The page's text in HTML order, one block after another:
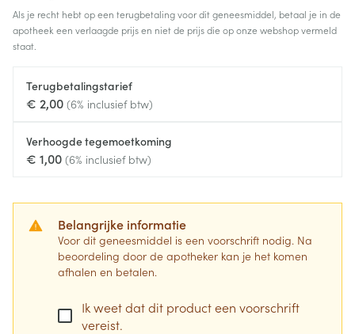
Als je recht hebt op een terugbetaling voor dit geneesmiddel, betaal je in de
apotheek een verlaagde prijs en niet de prijs die op onze webshop vermeld
staat.
Terugbetalingstarief
€ 2,00 (6% inclusief btw)
Verhoogde tegemoetkoming
€ 1,00 (6% inclusief btw)
Belangrijke informatie
Voor dit geneesmiddel is een voorschrift nodig. Na
beoordeling door de apotheker kan je het komen
afhalen en betalen.
Ik weet dat dit product een voorschrift
vereist.